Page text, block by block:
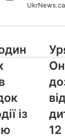
UkrNews.ca
із
Уряд
з